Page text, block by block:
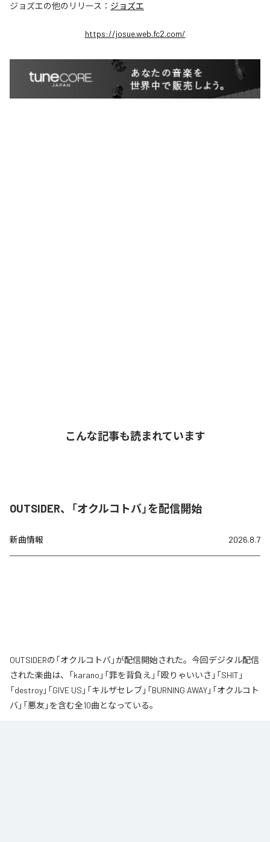
ジョズエの他のリリース： ジョズエ
https://josue.web.fc2.com/
こんな記事も読まれています
OUTSIDER、「オクルコトバ」を配信開始
新曲情報 2026.8.7
OUTSIDERの「オクルコトバ」が配信開始された。今回デジタル配信
された楽曲は、「karano」「罪を背負え」「殴りゃいいさ」「SHIT」
「destroy」「GIVE US」「キルザセレブ」「BURNING AWAY」「オクルコト
バ」「悪友」を含む全10曲となっている。